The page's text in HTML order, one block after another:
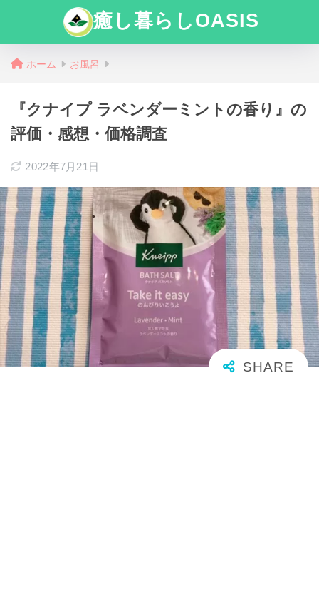
癒し暮らしOASIS
ホーム お風呂
『クナイプ ラベンダーミントの香り』の
評価・感想・価格調査
2022年7月21日